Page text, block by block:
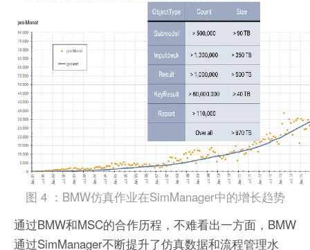
图 4 ：BMW仿真作业在SimManager中的增长趋势
通过BMW和MSC的合作历程，不难看出一方面，BMW
通过SimManager不断提升了仿真数据和流程管理水